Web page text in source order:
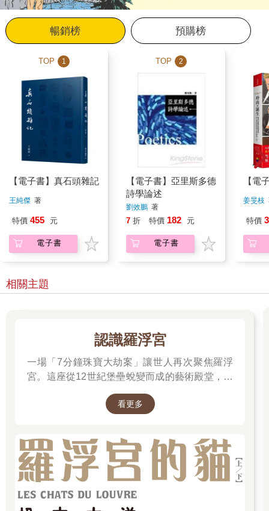
暢銷榜 預購榜
TOP 1
【電子書】真石頭雜記
王純傑 著
特價 455 元
電子書
TOP 2
【電子書】亞里斯多德
詩學論述
劉效鵬 著
7 折 特價 182 元
電子書
【電
姜旻枝
特價
相關主題
認識羅浮宮
一場「7分鐘珠寶大劫案」讓世人再次聚焦羅浮
宮。這座從12世紀堡壘蛻變而成的藝術殿堂，收
一起深入探尋羅浮宮八百年的歷史、珍藏的秘密
看更多